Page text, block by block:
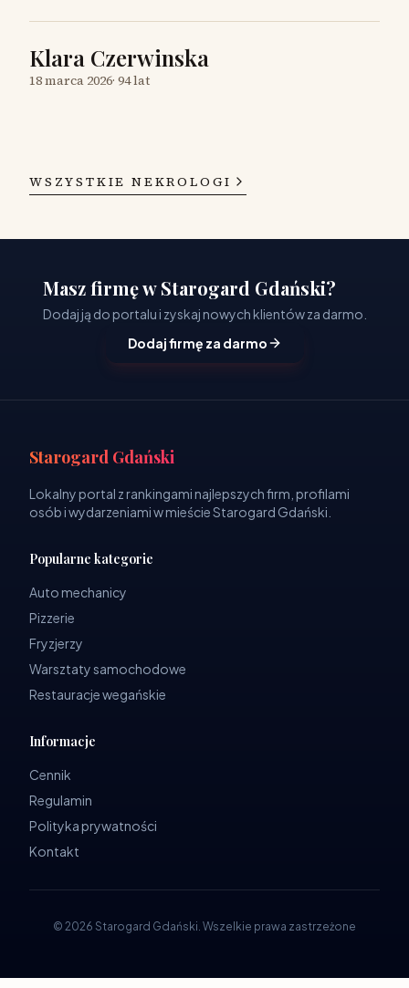
Klara Czerwinska
18 marca 2026· 94 lat
WSZYSTKIE NEKROLOGI
Masz firmę w Starogard Gdański?
Dodaj ją do portalu i zyskaj nowych klientów za darmo.
Dodaj firmę za darmo
Starogard Gdański
Lokalny portal z rankingami najlepszych firm, profilami
osób i wydarzeniami w mieście Starogard Gdański.
Popularne kategorie
Auto mechanicy
Pizzerie
Fryzjerzy
Warsztaty samochodowe
Restauracje wegańskie
Informacje
Cennik
Regulamin
Polityka prywatności
Kontakt
© 2026 Starogard Gdański. Wszelkie prawa zastrzeżone